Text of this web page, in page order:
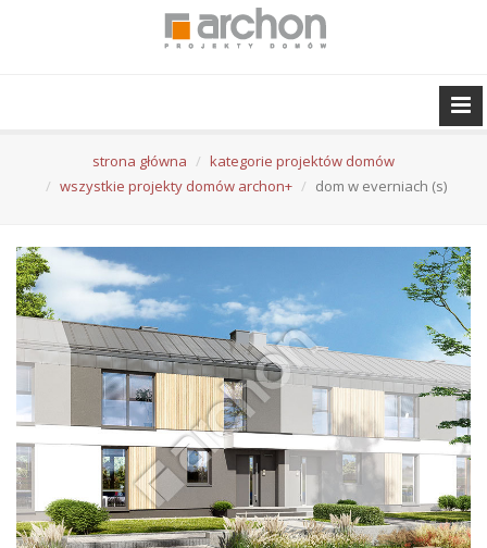
strona główna
kategorie projektów domów
wszystkie projekty domów archon+
dom w everniach (s)